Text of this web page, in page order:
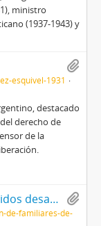
ministro
(1937-1943) y
esquivel-1931
destacado
derecho de
de la
Agrupación de familiares de detenidos desaparecidos (AFDD) (1973-1990)
de-familiares-de-